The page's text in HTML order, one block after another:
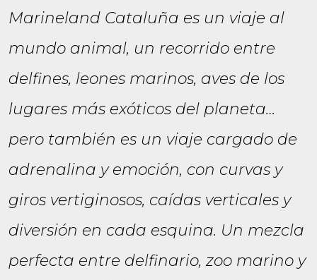
Marineland Cataluña es un viaje al
mundo animal, un recorrido entre
delfines, leones marinos, aves de los
lugares más exóticos del planeta…
pero también es un viaje cargado de
adrenalina y emoción, con curvas y
giros vertiginosos, caídas verticales y
diversión en cada esquina. Un mezcla
perfecta entre delfinario, zoo marino y